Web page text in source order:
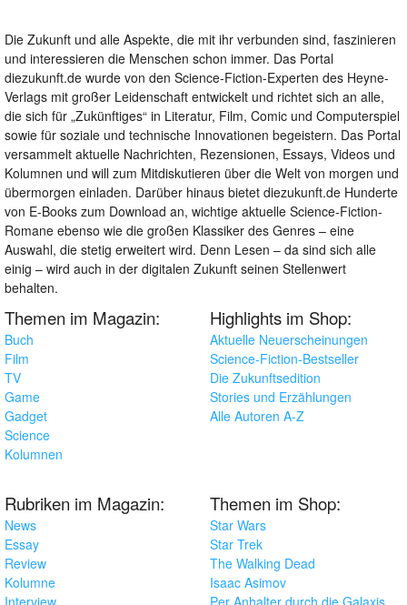
Die Zukunft und alle Aspekte, die mit ihr verbunden sind, faszinieren
und interessieren die Menschen schon immer. Das Portal
diezukunft.de wurde von den Science-Fiction-Experten des Heyne-
Verlags mit großer Leidenschaft entwickelt und richtet sich an alle,
die sich für „Zukünftiges“ in Literatur, Film, Comic und Computerspiel
sowie für soziale und technische Innovationen begeistern. Das Portal
versammelt aktuelle Nachrichten, Rezensionen, Essays, Videos und
Kolumnen und will zum Mitdiskutieren über die Welt von morgen und
übermorgen einladen. Darüber hinaus bietet diezukunft.de Hunderte
von E-Books zum Download an, wichtige aktuelle Science-Fiction-
Romane ebenso wie die großen Klassiker des Genres – eine
Auswahl, die stetig erweitert wird. Denn Lesen – da sind sich alle
einig – wird auch in der digitalen Zukunft seinen Stellenwert
behalten.
Themen im Magazin:
Buch
Film
TV
Game
Gadget
Science
Kolumnen
Highlights im Shop:
Aktuelle Neuerscheinungen
Science-Fiction-Bestseller
Die Zukunftsedition
Stories und Erzählungen
Alle Autoren A-Z
Rubriken im Magazin:
News
Essay
Review
Kolumne
Themen im Shop:
Star Wars
Star Trek
The Walking Dead
Isaac Asimov